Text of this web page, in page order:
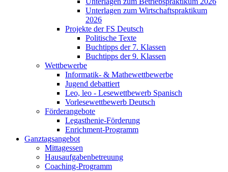
Unterlagen zum Wirtschaftspraktikum
2026
Projekte der FS Deutsch
Politische Texte
Buchtipps der 7. Klassen
Buchtipps der 9. Klassen
Wettbewerbe
Informatik- & Mathewettbewerbe
Jugend debattiert
Leo, leo - Lesewettbewerb Spanisch
Vorlesewettbewerb Deutsch
Förderangebote
Legasthenie-Förderung
Enrichment-Programm
Ganztagsangebot
Mittagessen
Hausaufgabenbetreuung
Coaching-Programm